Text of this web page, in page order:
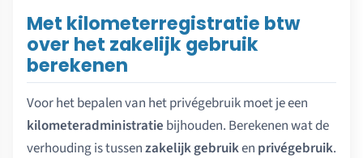
Met kilometerregistratie btw
over het zakelijk gebruik
berekenen
Voor het bepalen van het privégebruik moet je een
kilometeradministratie bijhouden. Berekenen wat de
verhouding is tussenzakelijk gebruiken privégebruik.